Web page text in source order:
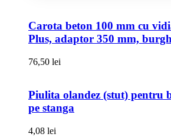
Carota beton 100 mm cu
Plus, adaptor 350 mm,
76,50 lei
Piulita olandez (stut) pentru
pe stanga
4,08 lei